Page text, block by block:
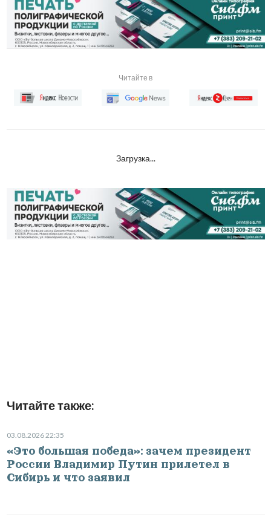
Читайте в
Загрузка...
Читайте также:
03.08.2026 22:35
«Это большая победа»: зачем президент
России Владимир Путин прилетел в
Сибирь и что заявил